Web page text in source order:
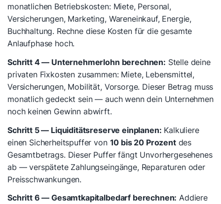
monatlichen Betriebskosten: Miete, Personal,
Versicherungen, Marketing, Wareneinkauf, Energie,
Buchhaltung. Rechne diese Kosten für die gesamte
Anlaufphase hoch.
Schritt 4 — Unternehmerlohn berechnen: Stelle deine
privaten Fixkosten zusammen: Miete, Lebensmittel,
Versicherungen, Mobilität, Vorsorge. Dieser Betrag muss
monatlich gedeckt sein — auch wenn dein Unternehmen
noch keinen Gewinn abwirft.
Schritt 5 — Liquiditätsreserve einplanen: Kalkuliere
einen Sicherheitspuffer von 10 bis 20 Prozentdes
Gesamtbetrags. Dieser Puffer fängt Unvorhergesehenes
ab — verspätete Zahlungseingänge, Reparaturen oder
Preisschwankungen.
Schritt 6 — Gesamtkapitalbedarf berechnen: Addiere